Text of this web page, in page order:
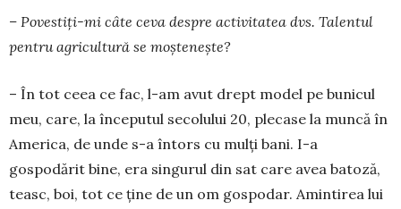
– Povestiți-mi câte ceva des­pre activitatea dvs. Talentul
pentru agricultură se moște­neș­te?
– În tot ceea ce fac, l-am avut drept model pe bunicul
meu, care, la începutul seco­lului 20, plecase la muncă în
America, de unde s-a întors cu mulți bani. I-a
gospodărit bine, era singurul din sat care avea batoză,
teasc, boi, tot ce ține de un om gos­podar. Amintirea lui